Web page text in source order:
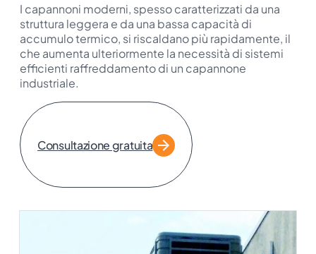
I capannoni moderni, spesso caratterizzati da una
struttura leggera e da una bassa capacità di
accumulo termico, si riscaldano più rapidamente, il
che aumenta ulteriormente la necessità di sistemi
efficienti raffreddamento di un capannone
industriale.
Consultazione gratuita